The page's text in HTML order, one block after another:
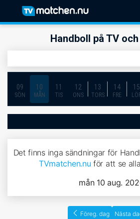
Handboll på TV
09
SÖN
10
MÅN
11
TIS
12
ONS
13
TORS
14
FRE
15
Det finns inga sändningar för
TVmatchen.nu för att se
mån 10 aug.
Föreg. dag Nästa